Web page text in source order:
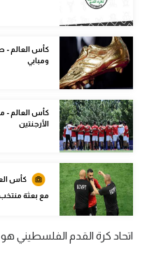
كرة سلة
كرة يد
كرة طائرة
الوطن العربي
في المونديال
رياضة نسائية
آسيا
أمريكا
ركن الألعاب
كأس العالم -
ومبابي
كأس العالم -
الأرجنتين
كأس
مع بعثة
اتحاد كرة القدم الفلسطيني هو